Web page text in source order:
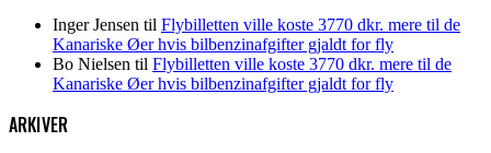
Inger Jensen til Flybilletten ville koste 3770 dkr. mere til de
Kanariske Øer hvis bilbenzinafgifter gjaldt for fly
Bo Nielsen til Flybilletten ville koste 3770 dkr. mere til de
Kanariske Øer hvis bilbenzinafgifter gjaldt for fly
ARKIVER